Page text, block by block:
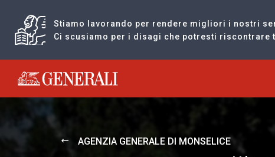
Stiamo lavorando per rendere migliori i nostri
Ci scusiamo per i disagi che potresti riscontrare
Generali logo
AGENZIA GENERALE DI MONSELICE